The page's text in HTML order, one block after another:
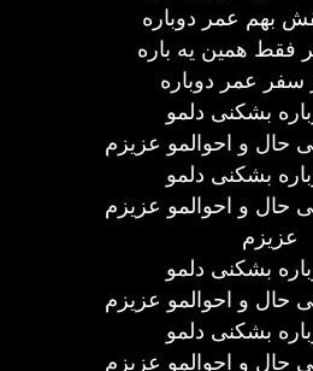
بهم عمر دوباره
فقط همین یه باره
سفر عمر دوباره
بشکنی دلمو
حال و احوالمو عزیزم
بشکنی دلمو
حال و احوالمو عزیزم
عزیزم
بشکنی دلمو
حال و احوالمو عزیزم
بشکنی دلمو
حال و احوالمو عزیزم